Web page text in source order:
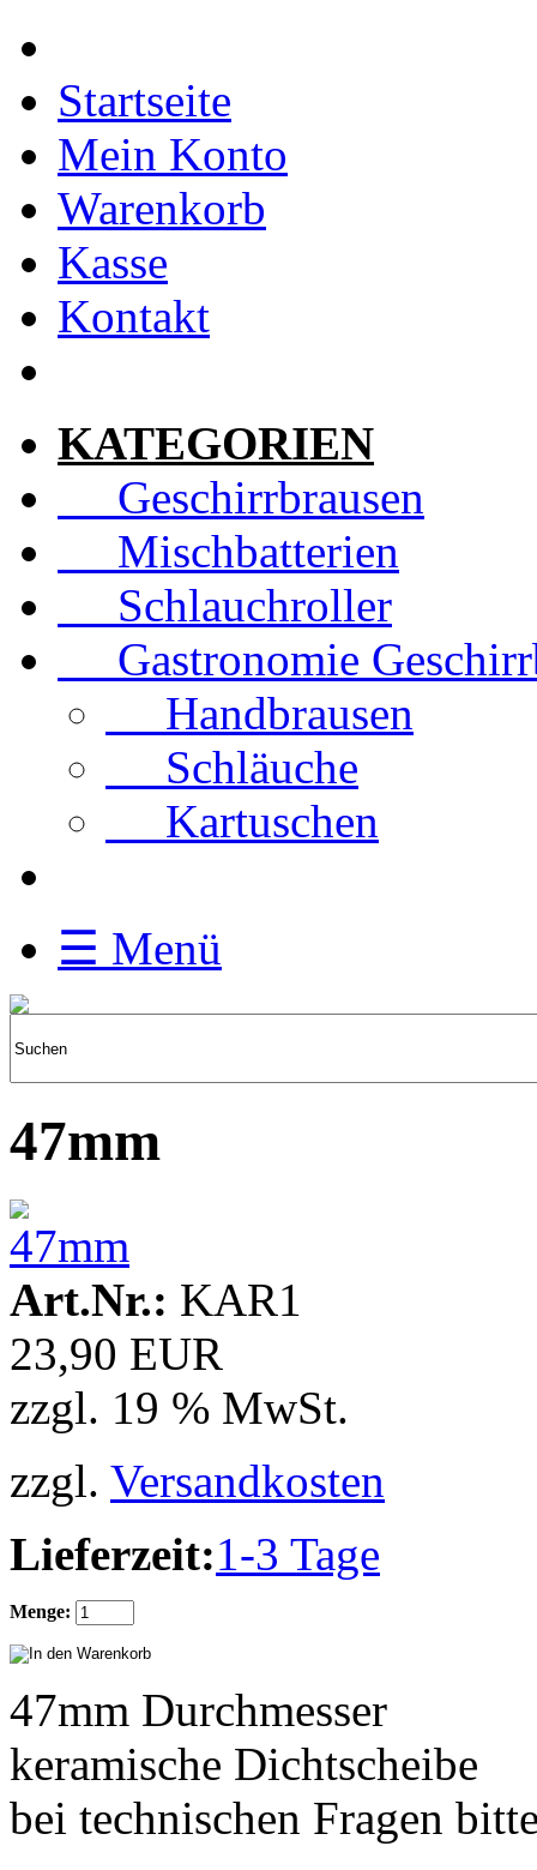
Startseite
Mein Konto
Warenkorb
Kasse
Kontakt
KATEGORIEN
Geschirrbrausen
Mischbatterien
Schlauchroller
Gastronomie
Handbrausen
Schläuche
Kartuschen
☰ Menü
47mm
Art.Nr.: KAR1
23,90 EUR
zzgl. 19 % MwSt.
zzgl. Versandkosten
Lieferzeit:1-3 Tage
Menge:
47mm Durchmesser
keramische Dichtscheibe
bei technischen Fragen